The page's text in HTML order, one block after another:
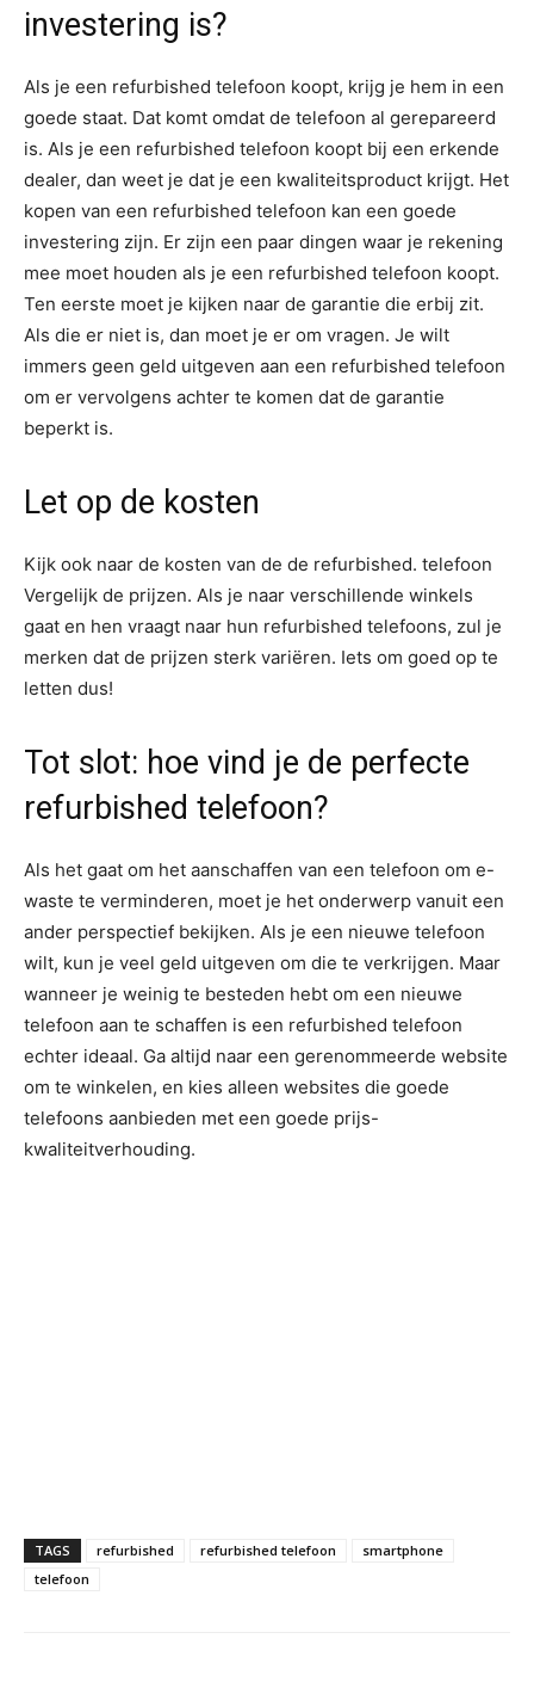
investering is?
Als je een refurbished telefoon koopt, krijg je hem in een
goede staat. Dat komt omdat de telefoon al gerepareerd
is. Als je een refurbished telefoon koopt bij een erkende
dealer, dan weet je dat je een kwaliteitsproduct krijgt. Het
kopen van een refurbished telefoon kan een goede
investering zijn. Er zijn een paar dingen waar je rekening
mee moet houden als je een refurbished telefoon koopt.
Ten eerste moet je kijken naar de garantie die erbij zit.
Als die er niet is, dan moet je er om vragen. Je wilt
immers geen geld uitgeven aan een refurbished telefoon
om er vervolgens achter te komen dat de garantie
beperkt is.
Let op de kosten
Kijk ook naar de kosten van de de refurbished. telefoon
Vergelijk de prijzen. Als je naar verschillende winkels
gaat en hen vraagt naar hun refurbished telefoons, zul je
merken dat de prijzen sterk variëren. Iets om goed op te
letten dus!
Tot slot: hoe vind je de perfecte
refurbished telefoon?
Als het gaat om het aanschaffen van een telefoon om e-
waste te verminderen, moet je het onderwerp vanuit een
ander perspectief bekijken. Als je een nieuwe telefoon
wilt, kun je veel geld uitgeven om die te verkrijgen. Maar
wanneer je weinig te besteden hebt om een nieuwe
telefoon aan te schaffen is een refurbished telefoon
echter ideaal. Ga altijd naar een gerenommeerde website
om te winkelen, en kies alleen websites die goede
telefoons aanbieden met een goede prijs-
kwaliteitverhouding.
TAGS refurbished refurbished telefoon
smartphone
telefoon